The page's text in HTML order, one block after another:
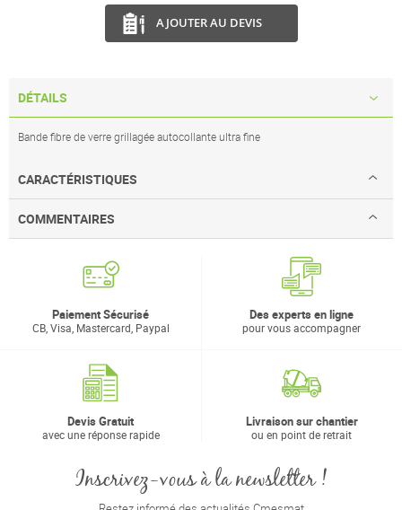
AJOUTER AU DEVIS
DÉTAILS
Bande fibre de verre grillagée autocollante ultra fine
CARACTÉRISTIQUES
COMMENTAIRES
Paiement Sécurisé
CB, Visa, Mastercard, Paypal
Des experts en ligne
pour vous accompagner
Devis Gratuit
avec une réponse rapide
Livraison sur chantier
ou en point de retrait
Inscrivez-vous à la newsletter !